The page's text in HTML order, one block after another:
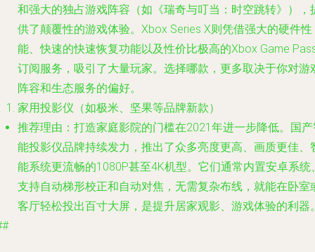
和强大的独占游戏阵容（如《瑞奇与叮当：时空跳转》），
供了颠覆性的游戏体验。Xbox Series X则凭借强大的硬件性
能、快速的快速恢复功能以及性价比极高的Xbox Game
订阅服务，吸引了大量玩家。选择哪款，更多取决于你对游
阵容和生态服务的偏好。
家用投影仪（如极米、坚果等品牌新款）
推荐理由 ：打造家庭影院的门槛在2021年进一步降低。国
能投影仪品牌持续发力，推出了众多亮度更高、画质更佳、
能系统更流畅的1080P甚至4K机型。它们通常内置安卓系统
支持自动梯形校正和自动对焦，无需复杂布线，就能在卧室
客厅轻松投出百寸大屏，是提升居家观影、游戏体验的利器